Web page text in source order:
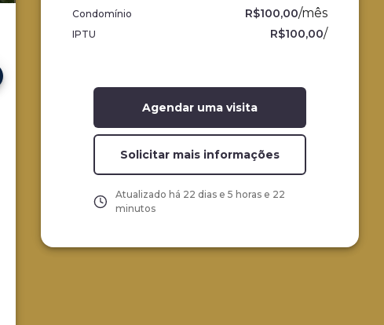
Condomínio R$100,00/mês
IPTU R$100,00/
Agendar uma visita
Solicitar mais informações
Atualizado há 22 dias e 5 horas e 22
minutos